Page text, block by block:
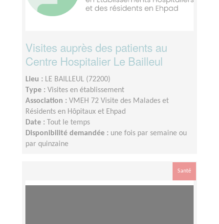
Visites auprès des patients au
Centre Hospitalier Le Bailleul
Lieu : LE BAILLEUL (72200)
Type : Visites en établissement
Association : VMEH 72 Visite des Malades et
Résidents en Hôpitaux et Ehpad
Date :
Tout le temps
Disponibilité demandée : une fois par semaine ou
par quinzaine
Santé